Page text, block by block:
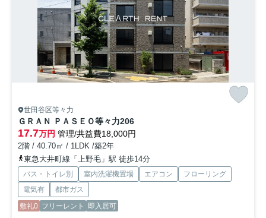
世田谷区等々力
ＧＲＡＮ ＰＡＳＥＯ等々力206
17.7万円 管理/共益費18,000円
2階 / 40.70㎡ / 1LDK /築2年
東急大井町線「上野毛」駅 徒歩14分
バス・トイレ別 室内洗濯機置場 エアコン
フローリング
電気有
都市ガス
敷礼0 フリーレント 即入居可